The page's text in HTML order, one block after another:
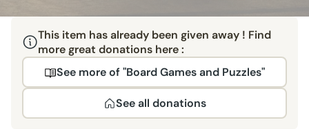
This item has already been given away ! Find
more great donations here :
See more of "Board Games and Puzzles"
See all donations